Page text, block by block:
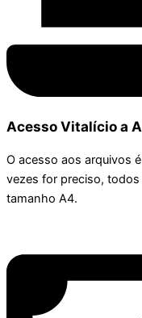
Acesso Vitalício a
O acesso aos arquivos
vezes for preciso,
tamanho A4.